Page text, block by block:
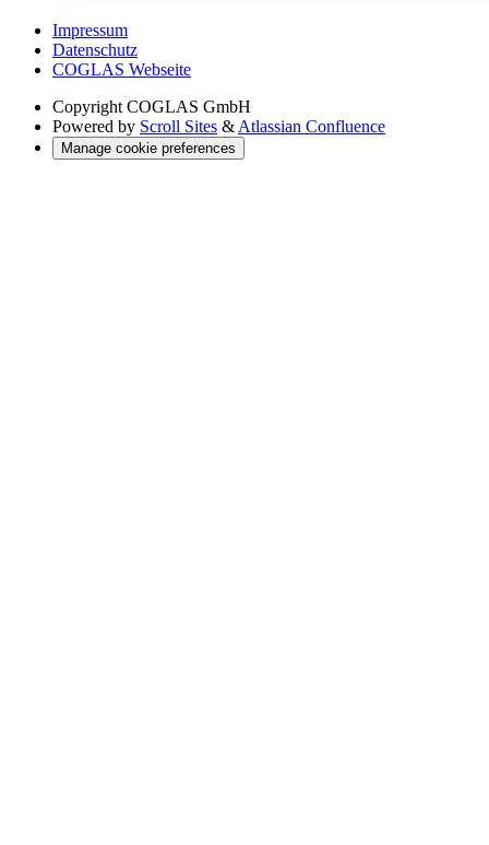
Impressum
Datenschutz
COGLAS Webseite
Copyright COGLAS GmbH
Powered by Scroll Sites & Atlassian Confluence
Manage cookie preferences